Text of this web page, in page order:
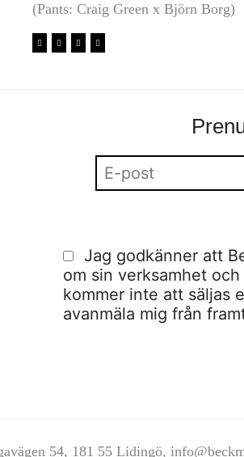
(Pants: Craig Green x Björn Borg)
Jag godkänner att
om sin verksamhet
kommer inte att säljas
avanmäla mig från
54, 181 55 Lidingö,